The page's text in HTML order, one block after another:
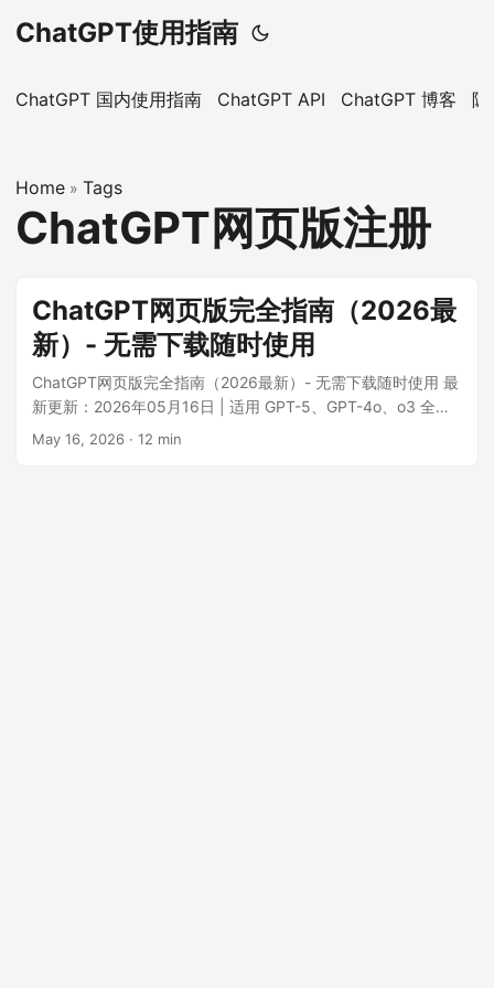
ChatGPT使用指南
ChatGPT 国内使用指南 ChatGPT API ChatGPT 博客
Home » Tags
ChatGPT网页版注册
ChatGPT网页版完全指南（2026最
新）- 无需下载随时使用
ChatGPT网页版完全指南（2026最新）- 无需下载随时使用 最
新更新：2026年05月16日 | 适用 GPT-5、GPT-4o、o3 全系
列模型 ::: tip 🚀 快速通道 国内用户无需翻墙，直连体验
May 16, 2026 · 12 min